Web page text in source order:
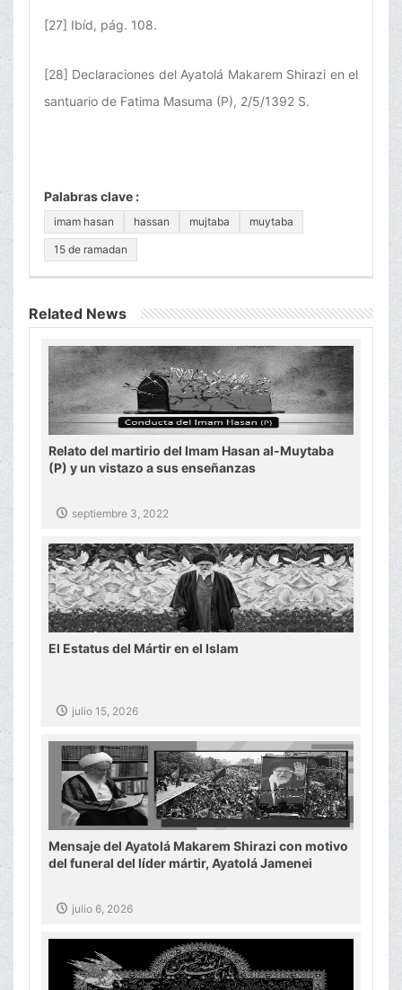
[27] Ibíd, pág. 108.
[28] Declaraciones del Ayatolá Makarem Shirazi en el
santuario de Fatima Masuma (P), 2/5/1392 S.
Palabras clave :
imam hasan hassan mujtaba muytaba
15 de ramadan
Related News
Relato del martirio del Imam Hasan al-Muytaba
(P) y un vistazo a sus enseñanzas
septiembre 3, 2022
El Estatus del Mártir en el Islam
julio 15, 2026
Mensaje del Ayatolá Makarem Shirazi con motivo
del funeral del líder mártir, Ayatolá Jamenei
julio 6, 2026